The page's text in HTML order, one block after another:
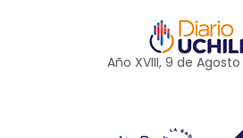
Año XVIII, 9 de Agosto